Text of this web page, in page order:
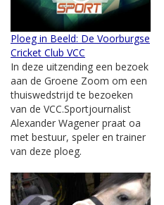
Ploeg in Beeld: De Voorburgse
Cricket Club VCC
In deze uitzending een bezoek
aan de Groene Zoom om een
thuiswedstrijd te bezoeken
van de VCC.Sportjournalist
Alexander Wagener praat oa
met bestuur, speler en trainer
van deze ploeg.